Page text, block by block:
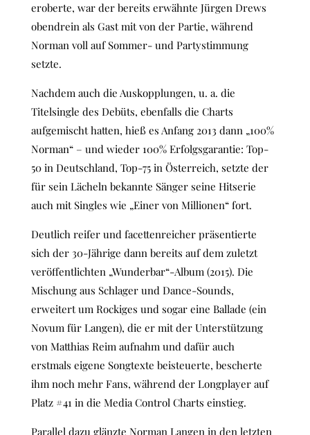
eroberte, war der bereits erwähnte Jürgen Drews
obendrein als Gast mit von der Partie, während
Norman voll auf Sommer- und Partystimmung
setzte.
Nachdem auch die Auskopplungen, u. a. die
Titelsingle des Debüts, ebenfalls die Charts
aufgemischt hatten, hieß es Anfang 2013 dann „100%
Norman“ – und wieder 100% Erfolgsgarantie: Top-
50 in Deutschland, Top-75 in Österreich, setzte der
für sein Lächeln bekannte Sänger seine Hitserie
auch mit Singles wie „Einer von Millionen“ fort.
Deutlich reifer und facettenreicher präsentierte
sich der 30-Jährige dann bereits auf dem zuletzt
veröffentlichten „Wunderbar“-Album (2015). Die
Mischung aus Schlager und Dance-Sounds,
erweitert um Rockiges und sogar eine Ballade (ein
Novum für Langen), die er mit der Unterstützung
von Matthias Reim aufnahm und dafür auch
erstmals eigene Songtexte beisteuerte, bescherte
ihm noch mehr Fans, während der Longplayer auf
Platz #41 in die Media Control Charts einstieg.
Parallel dazu glänzte Norman Langen in den letzten